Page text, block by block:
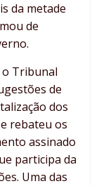
da metade
de
o Tribunal
de
dos
rebateu os
assinado
participa da
Uma das